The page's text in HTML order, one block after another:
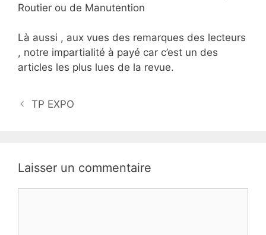
Routier ou de Manutention
Là aussi , aux vues des remarques des lecteurs
, notre impartialité à payé car c’est un des
articles les plus lues de la revue.
TP EXPO
Laisser un commentaire